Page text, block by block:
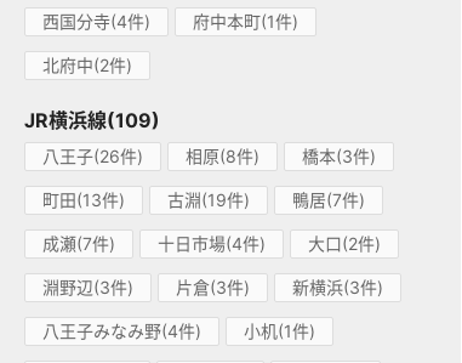
西国分寺(4件) 府中本町(1件)
北府中(2件)
JR横浜線(109)
八王子(26件) 相原(8件) 橋本(3件)
町田(13件) 古淵(19件) 鴨居(7件)
成瀬(7件) 十日市場(4件) 大口(2件)
淵野辺(3件) 片倉(3件) 新横浜(3件)
八王子みなみ野(4件) 小机(1件)